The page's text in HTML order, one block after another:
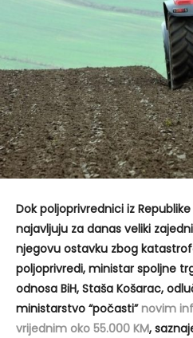
Dok poljoprivrednici iz
najavljuju za danas veliki
njegovu ostavku zbog
poljoprivredi, ministar spoljne
odnosa BiH, Staša Košarac,
ministarstvo “počasti”novim
vrijednim oko 55.000 KM,